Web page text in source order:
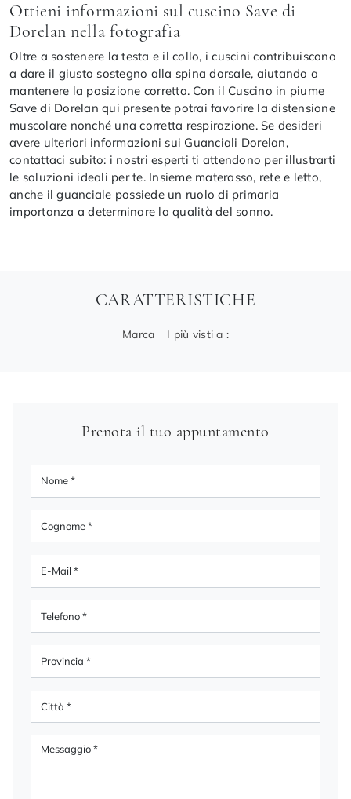
Ottieni informazioni sul cuscino Save di
Dorelan nella fotografia
Oltre a sostenere la testa e il collo, i cuscini contribuiscono
a dare il giusto sostegno alla spina dorsale, aiutando a
mantenere la posizione corretta. Con il Cuscino in piume
Save di Dorelan qui presente potrai favorire la distensione
muscolare nonché una corretta respirazione. Se desideri
avere ulteriori informazioni sui Guanciali Dorelan,
contattaci subito: i nostri esperti ti attendono per illustrarti
le soluzioni ideali per te. Insieme materasso, rete e letto,
anche il guanciale possiede un ruolo di primaria
importanza a determinare la qualità del sonno.
CARATTERISTICHE
Marca I più visti a :
Prenota il tuo appuntamento